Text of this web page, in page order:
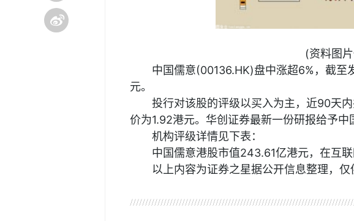
(资料图
中国儒意(00136.HK)盘中涨超6%，截至
元。
投行对该股的评级以买入为主，近90天
价为1.92港元。华创证券最新一份研报给予中
机构评级详情见下表：
中国儒意港股市值243.61亿港元，在互
以上内容为证券之星据公开信息整理，仅